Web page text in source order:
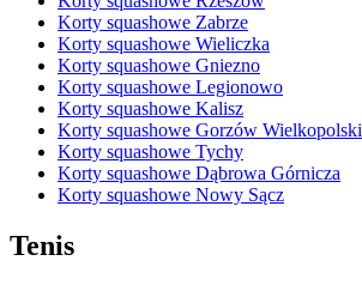
Korty squashowe Zabrze
Korty squashowe Wieliczka
Korty squashowe Gniezno
Korty squashowe Legionowo
Korty squashowe Kalisz
Korty squashowe Gorzów Wielkopolski
Korty squashowe Tychy
Korty squashowe Dąbrowa Górnicza
Korty squashowe Nowy Sącz
Tenis